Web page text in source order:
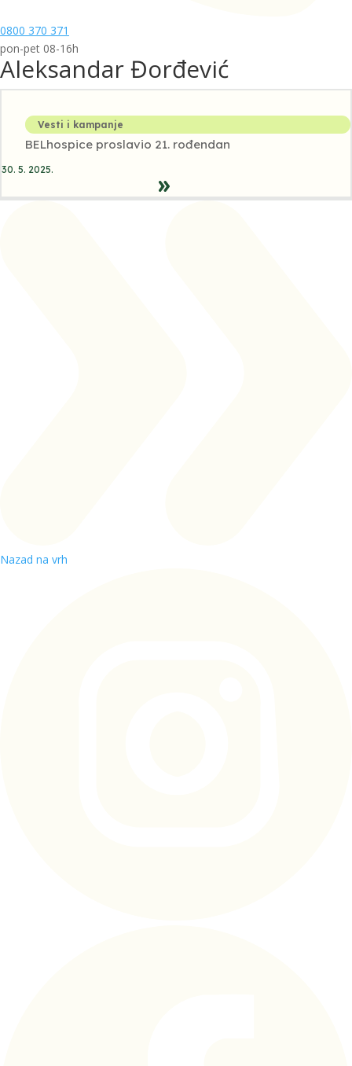
0800 370 371
pon-pet 08-16h
Aleksandar Đorđević
Vesti i kampanje
BELhospice proslavio 21. rođendan
30. 5. 2025.
Nazad na vrh